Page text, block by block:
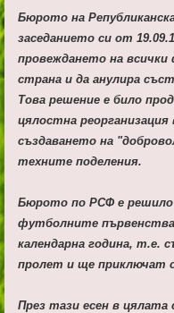
Бюрото на
заседанието си от
провеждането на
страна и да анулира
Това решение е било
цялостна
създаването на
техните поделения.
Бюрото по РСФ е решило
футболните първенства
календарна година, т.е.
пролет и ще приключат
През тази есен в